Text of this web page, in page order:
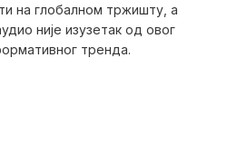
на глобалном тржишту, а
није изузетак од овог
тренда.